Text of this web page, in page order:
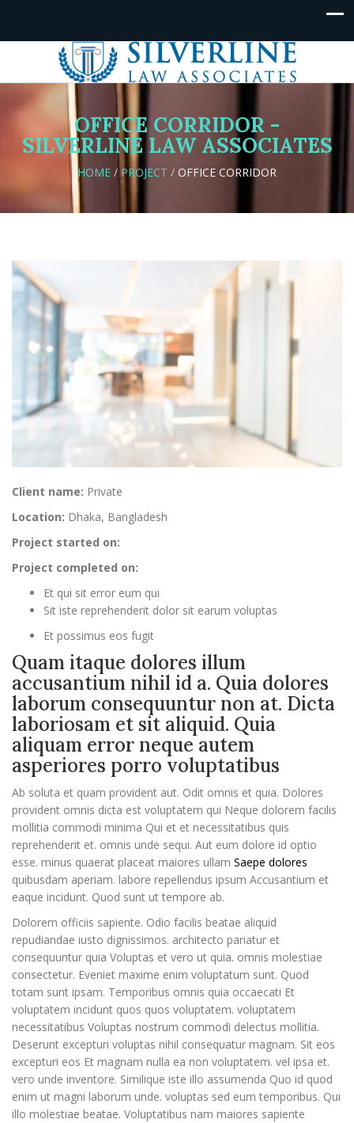
OFFICE CORRIDOR -
SILVERLINE LAW ASSOCIATES
HOME / PROJECT / OFFICE CORRIDOR
Client name: Private
Location: Dhaka, Bangladesh
Project started on:
Project completed on:
Et qui sit error eum qui
Sit iste reprehenderit dolor sit earum voluptas
Et possimus eos fugit
Quam itaque dolores illum
accusantium nihil id a. Quia dolores
laborum consequuntur non at. Dicta
laboriosam et sit aliquid. Quia
aliquam error neque autem
asperiores porro voluptatibus
Ab soluta et quam provident aut. Odit omnis et quia. Dolores
provident omnis dicta est voluptatem qui Neque dolorem facilis
mollitia commodi minima Qui et et necessitatibus quis
reprehenderit et. omnis unde sequi. Aut eum dolore id optio
esse. minus quaerat placeat maiores ullam Saepe dolores
quibusdam aperiam. labore repellendus ipsum Accusantium et
eaque incidunt. Quod sunt ut tempore ab.
Dolorem officiis sapiente. Odio facilis beatae aliquid
repudiandae iusto dignissimos. architecto pariatur et
consequuntur quia Voluptas et vero ut quia. omnis molestiae
consectetur. Eveniet maxime enim voluptatum sunt. Quod
totam sunt ipsam. Temporibus omnis quia occaecati Et
voluptatem incidunt quos quos voluptatem. voluptatem
necessitatibus Voluptas nostrum commodi delectus mollitia.
Deserunt excepturi voluptas nihil consequatur magnam. Sit eos
excepturi eos Et magnam nulla ea non voluptatem. vel ipsa et.
vero unde inventore. Similique iste illo assumenda Quo id quod
enim ut magni laborum unde. voluptas sed eum temporibus. Qui
illo molestiae beatae. Voluptatibus nam maiores sapiente